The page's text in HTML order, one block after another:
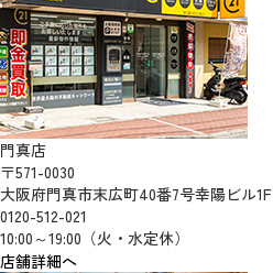
門真店
〒571-0030
大阪府門真市末広町40番7号幸陽ビル1F
0120-512-021
10:00～19:00（火・水定休）
店舗詳細へ